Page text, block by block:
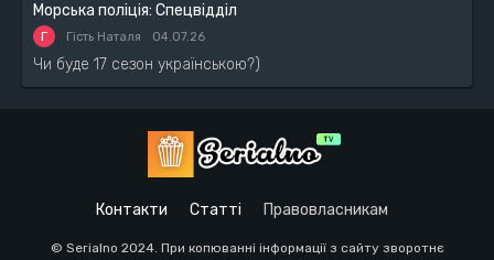
Морська поліція: Спецвідділ
Г Гість Наталя 04.07.26
Чи буде 17 сезон українською?)
Контакти Статті Правовласникам
© Serialno 2024. При копюванні інформації з сайту зворотнє